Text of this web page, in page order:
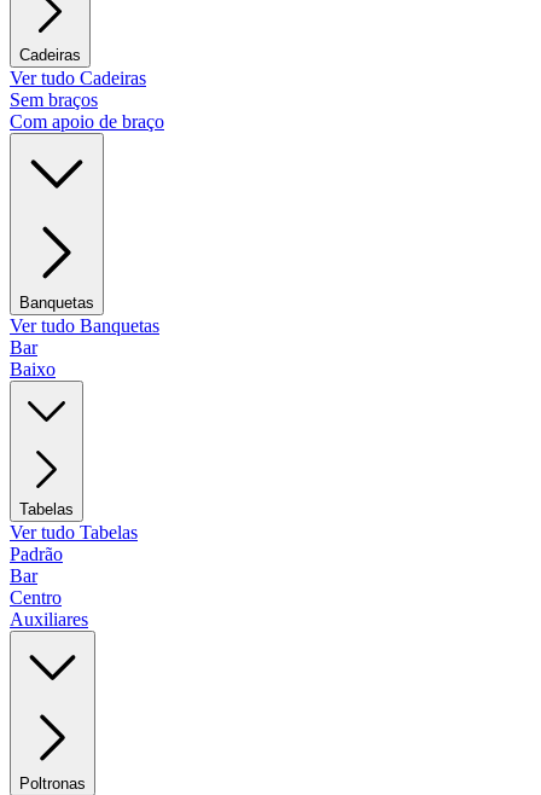
Cadeiras
Ver tudo Cadeiras
Sem braços
Com apoio de braço
Banquetas
Ver tudo Banquetas
Bar
Baixo
Tabelas
Ver tudo Tabelas
Padrão
Bar
Centro
Auxiliares
Poltronas